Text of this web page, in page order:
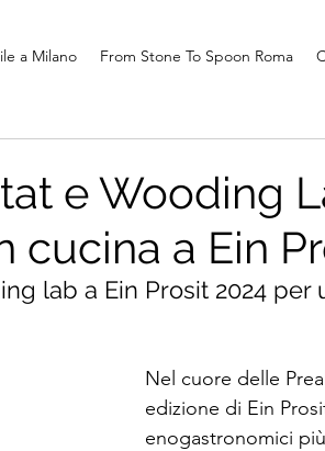
a Milano From Stone To Spoon Roma
e Wooding
cucina a Ein
lab a Ein Prosit 2024 per
Nel cuore delle
edizione di Ein
enogastronomici